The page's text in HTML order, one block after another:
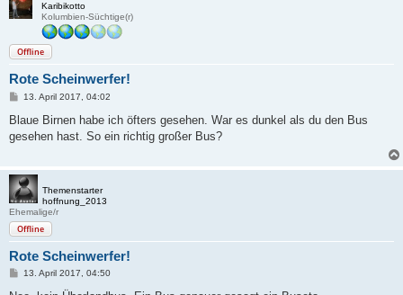
Karibikotto
Kolumbien-Süchtige(r)
Offline
Rote Scheinwerfer!
B
i
r
13. April 2017, 04:02
Blaue Birnen habe ich öfters gesehen. War es dunkel als du den Bus
gesehen hast. So ein richtig großer Bus?
Themenstarter
hoffnung_2013
Ehemalige/r
Offline
Rote Scheinwerfer!
B13. April 2017, 04:50